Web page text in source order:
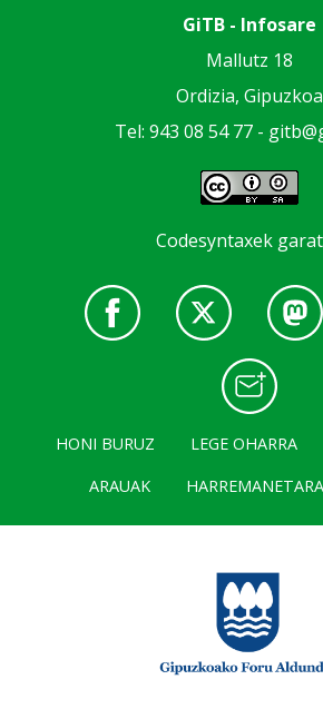
GiTB - Infosare
Mallutz 18
Ordizia, Gipuzkoa
Tel: 943 08 54 77 -
Codesyntaxek
HONI BURUZ LEGE OHARRA
ARAUAK